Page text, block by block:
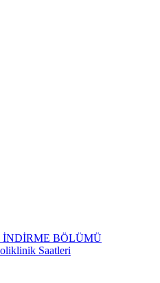
İNDİRME BÖLÜMÜ
Saatleri